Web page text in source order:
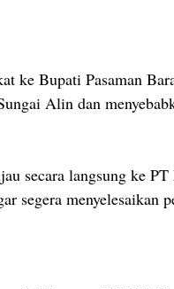
ke Bupati Pasaman
Alin dan
secara langsung ke
segera menyelesaikan